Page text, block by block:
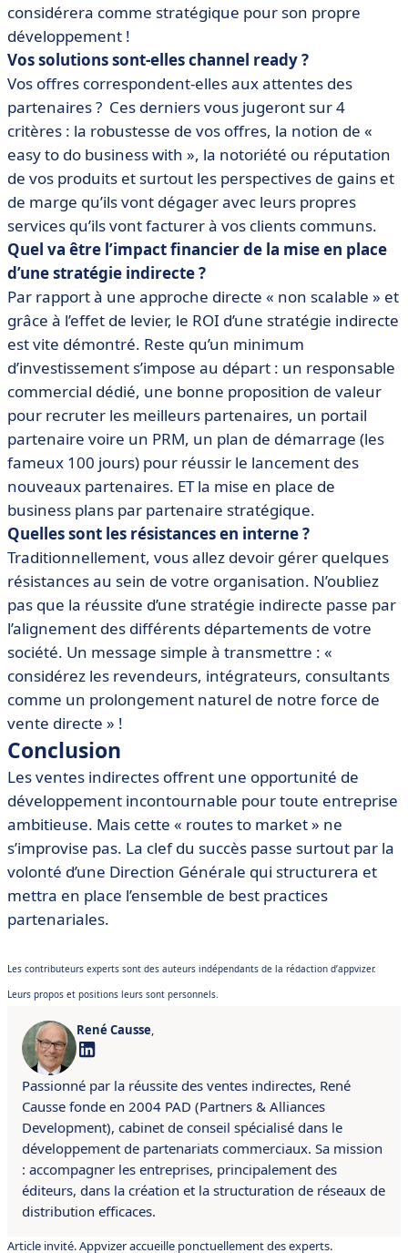
considérera comme stratégique pour son propre
développement !
Vos solutions sont-elles channel ready ?
Vos offres correspondent-elles aux attentes des
partenaires ? Ces derniers vous jugeront sur 4
critères : la robustesse de vos offres, la notion de «
easy to do business with », la notoriété ou réputation
de vos produits et surtout les perspectives de gains et
de marge qu’ils vont dégager avec leurs propres
services qu’ils vont facturer à vos clients communs.
Quel va être l’impact financier de la mise en place
d’une stratégie indirecte ?
Par rapport à une approche directe « non scalable » et
grâce à l’effet de levier, le ROI d’une stratégie indirecte
est vite démontré. Reste qu’un minimum
d’investissement s’impose au départ : un responsable
commercial dédié, une bonne proposition de valeur
pour recruter les meilleurs partenaires, un portail
partenaire voire un PRM, un plan de démarrage (les
fameux 100 jours) pour réussir le lancement des
nouveaux partenaires. ET la mise en place de
business plans par partenaire stratégique.
Quelles sont les résistances en interne ?
Traditionnellement, vous allez devoir gérer quelques
résistances au sein de votre organisation. N’oubliez
pas que la réussite d’une stratégie indirecte passe par
l’alignement des différents départements de votre
société. Un message simple à transmettre : «
considérez les revendeurs, intégrateurs, consultants
comme un prolongement naturel de notre force de
vente directe » !
Conclusion
Les ventes indirectes offrent une opportunité de
développement incontournable pour toute entreprise
ambitieuse. Mais cette « routes to market » ne
s’improvise pas. La clef du succès passe surtout par la
volonté d’une Direction Générale qui structurera et
mettra en place l’ensemble de best practices
partenariales.
Les contributeurs experts sont des auteurs indépendants de la rédaction d’appvizer.
Leurs propos et positions leurs sont personnels.
René Causse,
Passionné par la réussite des ventes indirectes, René
Causse fonde en 2004 PAD (Partners & Alliances
Development), cabinet de conseil spécialisé dans le
développement de partenariats commerciaux. Sa mission
: accompagner les entreprises, principalement des
éditeurs, dans la création et la structuration de réseaux de
distribution efficaces.
Article invité. Appvizer accueille ponctuellement des experts.